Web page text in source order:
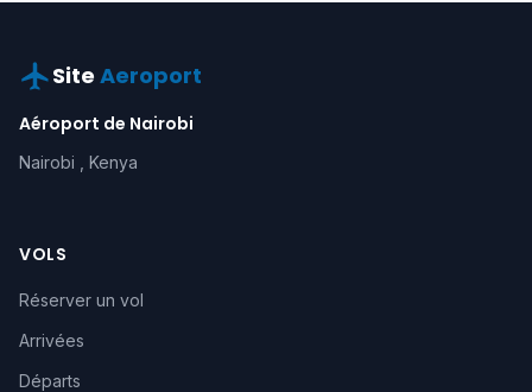
Site Aeroport
Aéroport de Nairobi
Nairobi , Kenya
VOLS
Réserver un vol
Arrivées
Départs